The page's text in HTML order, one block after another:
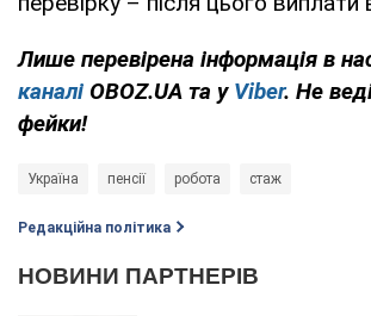
Лише перевірена інформація в
каналі OBOZ.UA та у Viber. Не
фейки!
Україна пенсії робота стаж
Редакційна політика